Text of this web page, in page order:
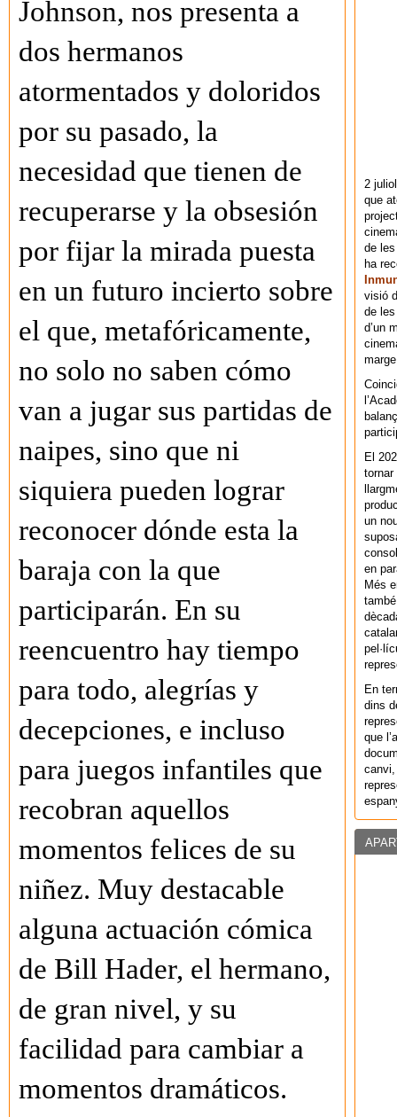
Johnson, nos presenta a
dos hermanos
atormentados y doloridos
por su pasado, la
necesidad que tienen de
recuperarse y la obsesión
por fijar la mirada puesta
en un futuro incierto sobre
el que, metafóricamente,
no solo no saben cómo
van a jugar sus partidas de
naipes, sino que ni
siquiera pueden lograr
reconocer dónde esta la
baraja con la que
participarán. En su
reencuentro hay tiempo
para todo, alegrías y
decepciones, e incluso
para juegos infantiles que
recobran aquellos
momentos felices de su
niñez. Muy destacable
alguna actuación cómica
de Bill Hader, el hermano,
de gran nivel, y su
facilidad para cambiar a
momentos dramáticos.
2
que
de
ha
visió
de
d’un
El
un
en
Més
En
dins
que
canvi,